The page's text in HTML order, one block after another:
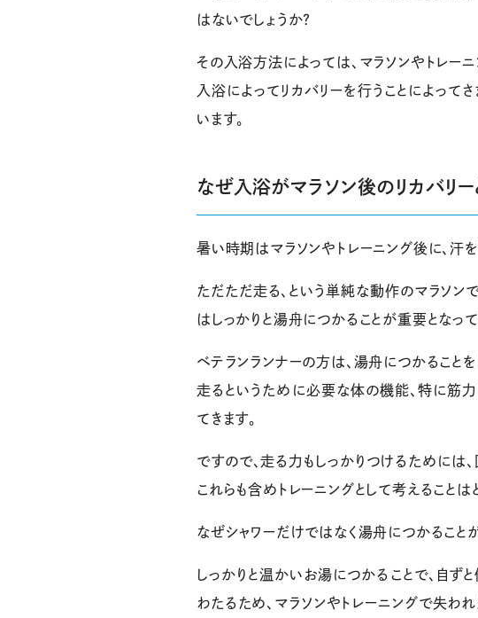
はないでしょうか？
その入浴方法によっては、マラソンやトレー
入浴によってリカバリーを行うことによって
います。
なぜ入浴がマラソン後のリカバリー
暑い時期はマラソンやトレーニング後に、汗
ただただ走る、という単純な動作のマラソ
はしっかりと湯舟につかることが重要となって
ベテランランナーの方は、湯舟につかること
走るというために必要な体の機能、特に筋
てきます。
ですので、走る力もしっかりつけるためには
これらも含めトレーニングとして考えること
なぜシャワーだけではなく湯舟につかること
しっかりと温かいお湯につかることで、自ず
わたるため、マラソンやトレーニングで失